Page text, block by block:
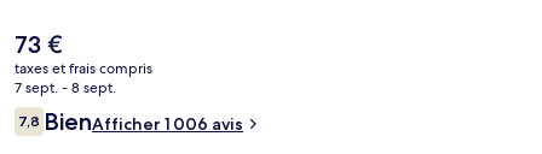
Cuisine internationale. Cet hôtel de luxe abrite en outre un bar /
salon, une salle de fitness et un bain à remous. La piscine
rafraîchissante et le personnel attentionné remportent un franc
succès auprès des autres voyageurs.
Le
prix
actuel
est
de
73 €
taxes et frais compris
7 sept. - 8 sept.
Avis
voyageurs
7,87,8 sur 10
BienAfficher 1 006 avis